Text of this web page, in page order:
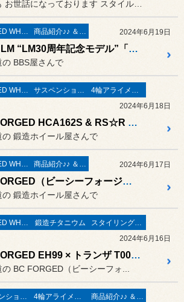
FORGED WHEELS 商品紹介♪♪ ＆ ”フィール”からのお知らせ。 2024年6月19日
BBS LM “LM30周年記念モデル”「ダイヤモンドゴールド & BKBDリム」の装着作業 ／ BMW X5 xDrive 35d
の BBS屋さんで
FORGED WHEELS サスペンション交換
4輪アライメント測定＆調整
2024年6月18日
BC FORGED HCA162S & RS☆R Best☆i Active の取付作業 ／ LEXUS LC500 Convertible
の 鍛造ホイール屋さんで
FORGED WHEELS 商品紹介♪♪ ＆ ”フィール”からのお知らせ。 2024年6月17日
BC FORGED（ビーシーフォージド） EH231の装着作業 ／ LEXUS RX500h
の 鍛造ホイール屋さんで
FORGED WHEELS 鍛造チタニウム
スタイリング系 ホイール＆タイヤ＆エアロパーツ
2024年6月16日
BC FORGED EH99 × トランザ T005 AO & サンダーボルト ジャパン 鍛造チタニウム BE-ONE ホイールボルト の装着作業 ／ AUDI S6 Avant
BC FORGED（ビーシーフォ...
サスペンション交換 4輪アライメント測定＆調整
商品紹介♪♪ ＆ ”フィール”からのお知らせ。